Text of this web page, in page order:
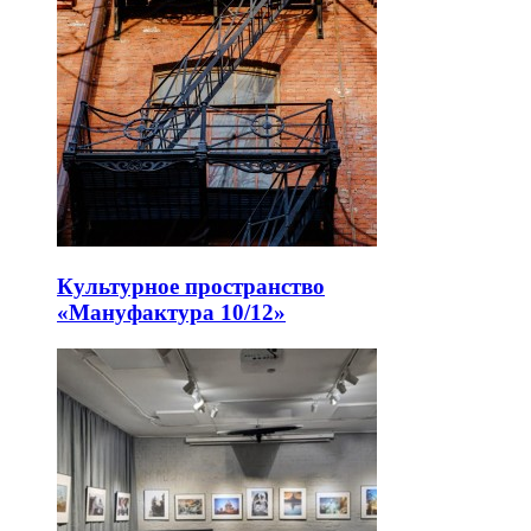
Культурное пространство
«Мануфактура 10/12»